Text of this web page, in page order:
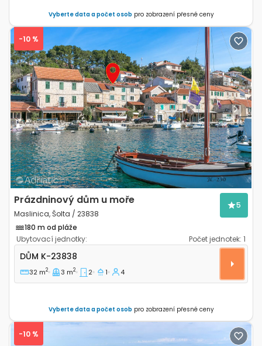
Vyberte data a počet osob pro zobrazení přesné ceny
Previous Next
-10 %
Prázdninový dům u moře
Maslinica, Šolta / 23838
5
180 m od pláže
Ubytovací jednotky:
Počet jednotek: 1
Dvoupokojový dům Maslinica, Šolta K-23838
DŮM K-23838
32 m2 3 m2 2 1 4
Vyberte data a počet osob pro zobrazení přesné ceny
-10 %